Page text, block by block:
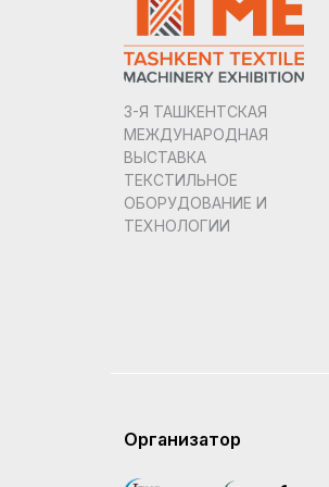
3-Я ТАШКЕНТСКАЯ
МЕЖДУНАРОДНАЯ
ВЫСТАВКА
ТЕКСТИЛЬНОЕ
ОБОРУДОВАНИЕ И
ТЕХНОЛОГИИ
Организатор